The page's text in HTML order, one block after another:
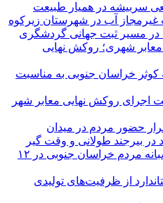
سربیشه در همیار طبیعت
مسیر ثبت جهانی گردشگری
شهری؛ روکش نهایی
کوثر خراسان جنوبی به مناسبت
اجرای روکش نهایی معابر شهر
حضور مردم در میدان
بیرجند طولانی و وقت گیر
صدوپنجاه‌ونهمین اجتماع شبانه مردم خراسان جنوبی در ۱۲
از ظرفیت‌های تولیدی